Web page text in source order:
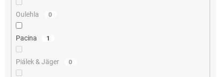
Oulehla 0
Pacina 1
Piálek & Jäger 0